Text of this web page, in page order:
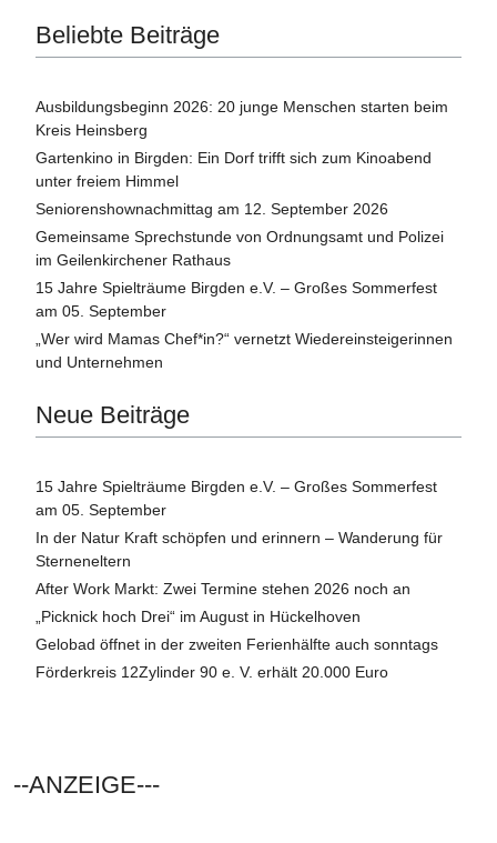
Beliebte Beiträge
Ausbildungsbeginn 2026: 20 junge Menschen starten beim
Kreis Heinsberg
Gartenkino in Birgden: Ein Dorf trifft sich zum Kinoabend
unter freiem Himmel
Seniorenshownachmittag am 12. September 2026
Gemeinsame Sprechstunde von Ordnungsamt und Polizei
im Geilenkirchener Rathaus
15 Jahre Spielträume Birgden e.V. – Großes Sommerfest
am 05. September
„Wer wird Mamas Chef*in?“ vernetzt Wiedereinsteigerinnen
und Unternehmen
Neue Beiträge
15 Jahre Spielträume Birgden e.V. – Großes Sommerfest
am 05. September
In der Natur Kraft schöpfen und erinnern – Wanderung für
Sterneneltern
After Work Markt: Zwei Termine stehen 2026 noch an
„Picknick hoch Drei“ im August in Hückelhoven
Gelobad öffnet in der zweiten Ferienhälfte auch sonntags
Förderkreis 12Zylinder 90 e. V. erhält 20.000 Euro
--ANZEIGE---